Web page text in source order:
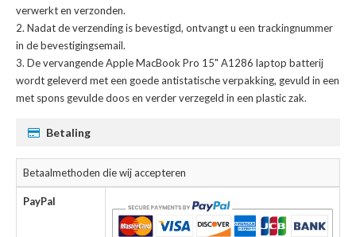
verwerkt en verzonden.
Nadat de verzending is bevestigd, ontvangt u een trackingnummer
in de bevestigingsemail.
Devervangende Apple MacBook Pro 15" A1286 laptop batterij
wordt geleverd met een goede antistatische verpakking, gevuld in een
met spons gevulde doos en verder verzegeld in een plastic zak.
Betaling
Betaalmethoden die wij accepteren
PayPal